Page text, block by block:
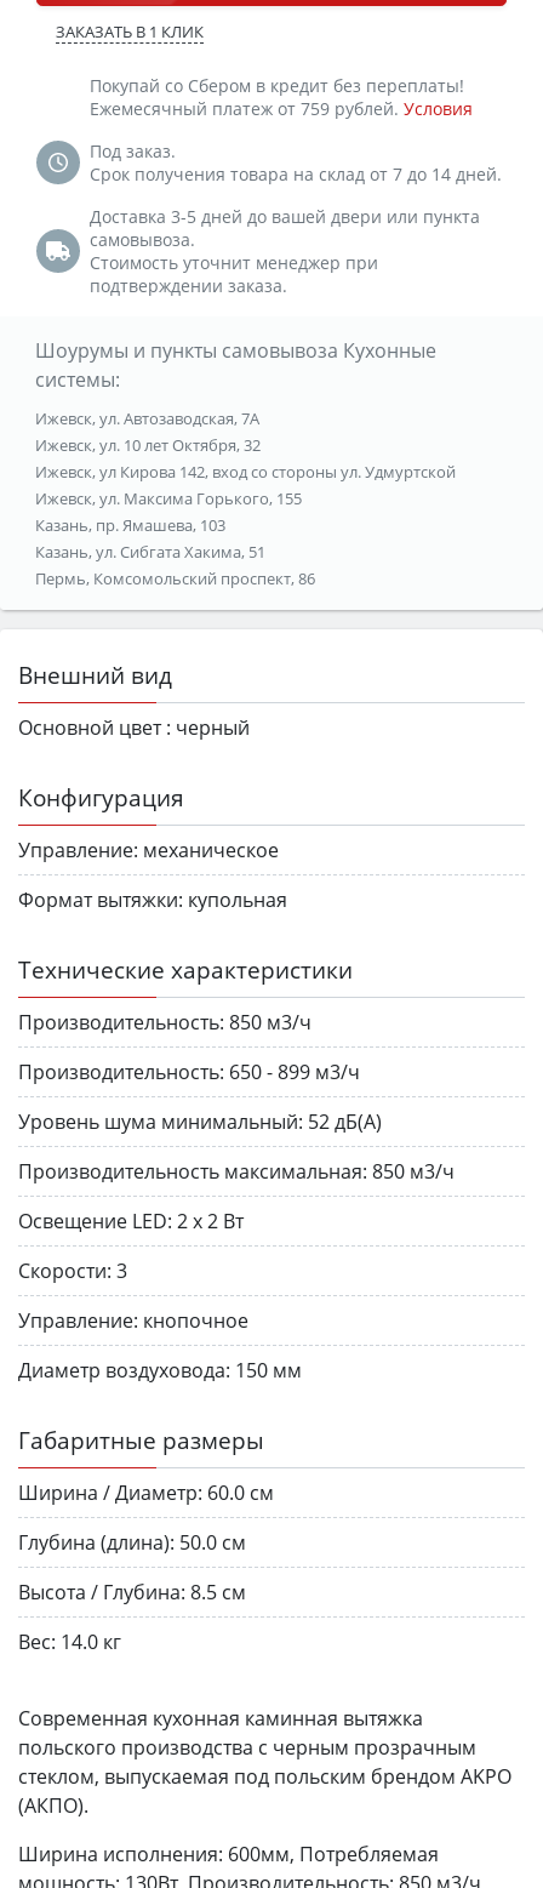
ЗАКАЗАТЬ В 1 КЛИК
Покупай со Сбером в кредит без переплаты!
Ежемесячный платеж от 759 рублей. Условия
Под заказ.
Срок получения товара на склад от 7 до 14 дней.
Доставка 3-5 дней до вашей двери или пункта
самовывоза.
Стоимость уточнит менеджер при
подтверждении заказа.
Шоурумы и пункты самовывоза Кухонные
системы:
Ижевск, ул. Автозаводская, 7А
Ижевск, ул. 10 лет Октября, 32
Ижевск, ул Кирова 142, вход со стороны ул. Удмуртской
Ижевск, ул. Максима Горького, 155
Казань, пр. Ямашева, 103
Казань, ул. Сибгата Хакима, 51
Пермь, Комсомольский проспект, 86
Внешний вид
Основной цвет : черный
Конфигурация
Управление: механическое
Формат вытяжки: купольная
Технические характеристики
Производительность: 850 м3/ч
Производительность: 650 - 899 м3/ч
Уровень шума минимальный: 52 дБ(A)
Производительность максимальная: 850 м3/ч
Освещение LED: 2 х 2 Вт
Скорости: 3
Управление: кнопочное
Диаметр воздуховода: 150 мм
Габаритные размеры
Ширина / Диаметр: 60.0 см
Глубина (длина): 50.0 см
Высота / Глубина: 8.5 см
Вес: 14.0 кг
Современная кухонная каминная вытяжка
польского производства c черным прозрачным
стеклом, выпускаемая под польским брендом AKPO
(АКПО).
Ширина исполнения: 600мм, Потребляемая